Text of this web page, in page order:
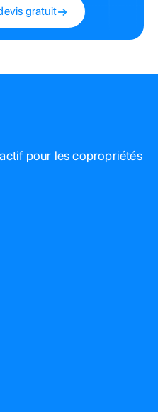
gratuit
pour les copropriétés